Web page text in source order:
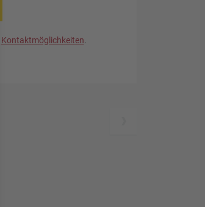
Kontaktmöglichkeiten.